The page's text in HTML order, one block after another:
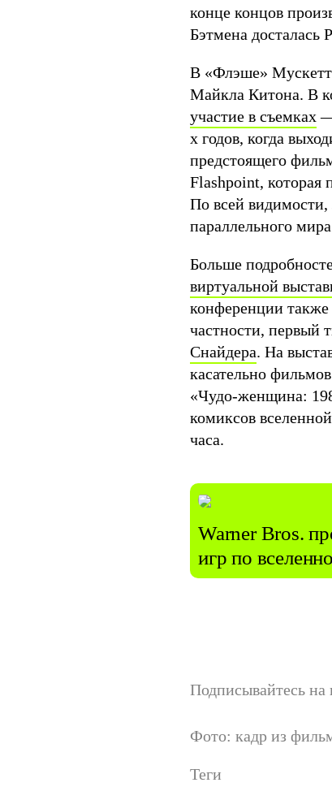
конце концов
Бэтмена досталась
В «Флэше»
Майкла Китона. В
участие в съемках—
х годов, когда
предстоящего
Flashpoint, которая
По всей
параллельного
Больше
виртуальной
конференции
частности, первый
Снайдера. На
касательно
«Чудо-женщина:
комиксов
часа.
Warner Bros.
игр по
Подписывайтесь
Фото: кадр из
Теги